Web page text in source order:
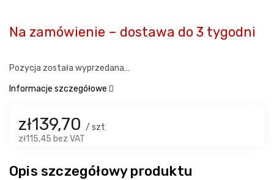
zł139,70 / szt
zł115,45 bez VAT
Na zamówienie – dostawa do 3 tygodni
Pozycja została wyprzedana…
Informacje szczegółowe
Opis szczegółowy produktu